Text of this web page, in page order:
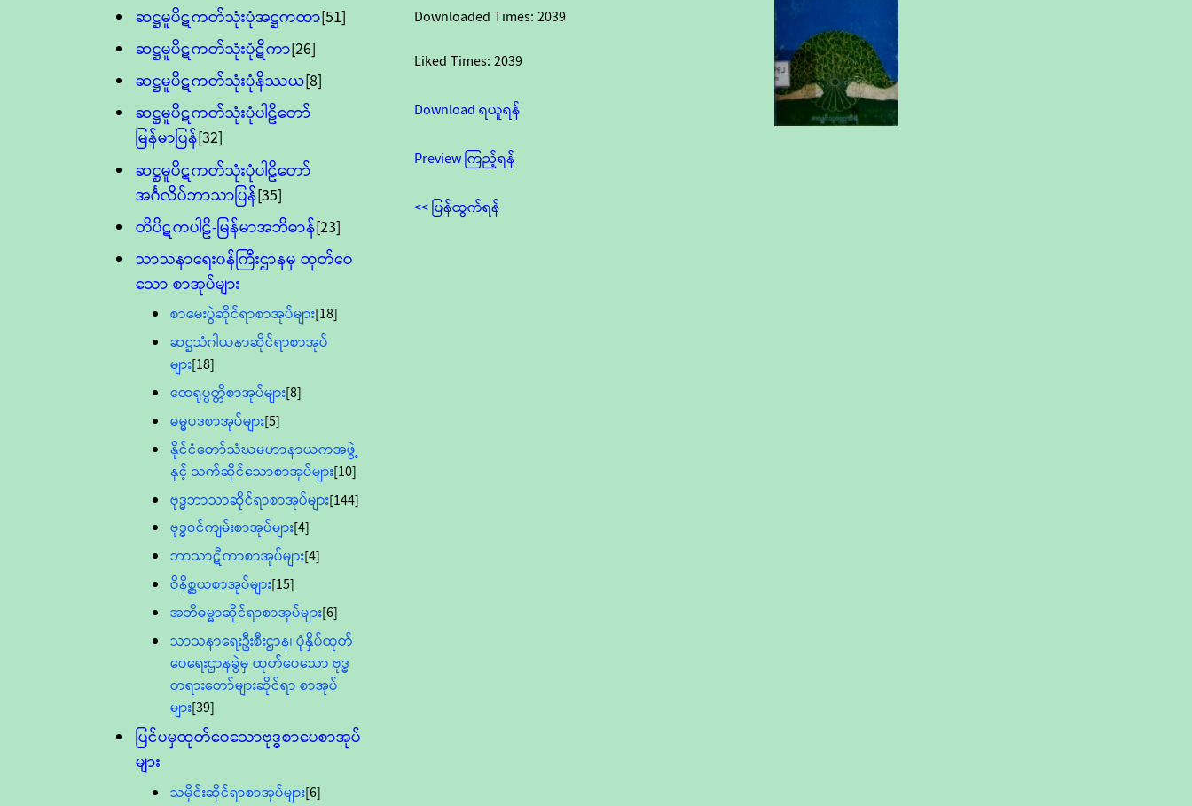
ဆဋ္ဌမူပိဋကတ်သုံးပုံအဋ္ဌကထာ[51]
ဆဋ္ဌမူပိဋကတ်သုံးပုံဋီကာ[26]
ဆဋ္ဌမူပိဋကတ်သုံးပုံနိဿယ[8]
ဆဋ္ဌမူပိဋကတ်သုံးပုံပါဠိတော်
မြန်မာပြန်[32]
ဆဋ္ဌမူပိဋကတ်သုံးပုံပါဠိတော်
အင်္ဂလိပ်ဘာသာပြန်[35]
တိပိဋကပါဠိ-မြန်မာအဘိဓာန်[23]
သာသနာရေး၀န်ကြီးဌာနမှ ထုတ်ဝေ
သော စာအုပ်များ
စာမေးပွဲဆိုင်ရာစာအုပ်များ[18]
ဆဋ္ဌသံဂါယနာဆိုင်ရာစာအုပ်
များ[18]
ထေရုပ္ပတ္တိစာအုပ်များ[8]
ဓမ္မပဒစာအုပ်များ[5]
နိုင်ငံတော်သံဃမဟာနာယကအဖွဲ့
နှင့် သက်ဆိုင်သောစာအုပ်များ[10]
ဗုဒ္ဓဘာသာဆိုင်ရာစာအုပ်များ[144]
ဗုဒ္ဓဝင်ကျမ်းစာအုပ်များ[4]
ဘာသာဋီကာစာအုပ်များ[4]
ဝိနိစ္ဆယစာအုပ်များ[15]
အဘိဓမ္မာဆိုင်ရာစာအုပ်များ[6]
သာသနာရေးဦးစီးဌာန၊ ပုံနှိပ်ထုတ်
ဝေရေးဌာနခွဲမှ ထုတ်ဝေသော ဗုဒ္ဓ
တရားတော်များဆိုင်ရာ စာအုပ်
များ[39]
ပြင်ပမှထုတ်ဝေသောဗုဒ္ဓစာပေစာအုပ်
များ
သမိုင်းဆိုင်ရာစာအုပ်များ[6]
Downloaded Times: 2039
Liked Times: 2039
Download ရယူရန်
Preview ကြည့်ရန်
<< ပြန်ထွက်ရန်